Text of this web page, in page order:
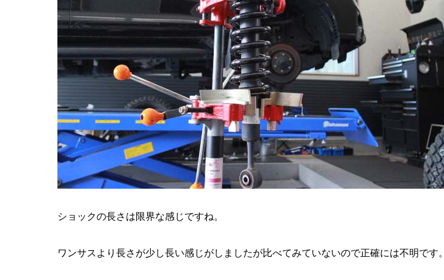
ショックの長さは限界な感じですね。
ワンサスより長さが少し長い感じがしましたが比べてみていないので正確には不明です。